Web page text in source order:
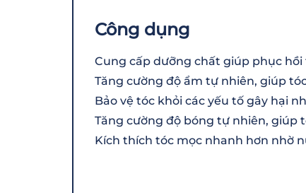
Công dụng
Cung cấp dưỡng chất giúp phục
Tăng cường độ ẩm tự nhiên, giúp
Bảo vệ tóc khỏi các yếu tố gây hại
Tăng cường độ bóng tự nhiên, giúp
Kích thích tóc mọc nhanh hơn nhờ